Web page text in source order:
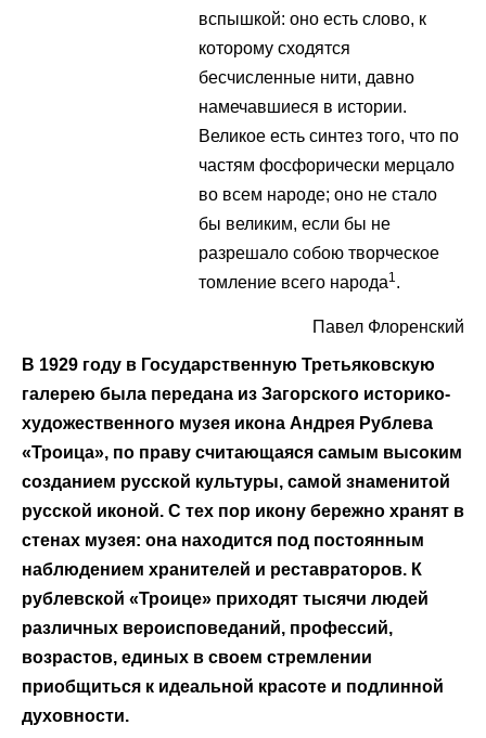
вспышкой: оно есть слово, к
которому сходятся
бесчисленные нити, давно
намечавшиеся в истории.
Великое есть синтез того, что по
частям фосфорически мерцало
во всем народе; оно не стало
бы великим, если бы не
разрешало собою творческое
томление всего народа1.
Павел Флоренский
В 1929 году в Государственную Третьяковскую
галерею была передана из Загорского историко-
художественного музея икона Андрея Рублева
«Троица», по праву считающаяся самым высоким
созданием русской культуры, самой знаменитой
русской иконой. С тех пор икону бережно хранят в
стенах музея: она находится под постоянным
наблюдением хранителей и реставраторов. К
рублевской «Троице» приходят тысячи людей
различных вероисповеданий, профессий,
возрастов, единых в своем стремлении
приобщиться к идеальной красоте и подлинной
духовности.